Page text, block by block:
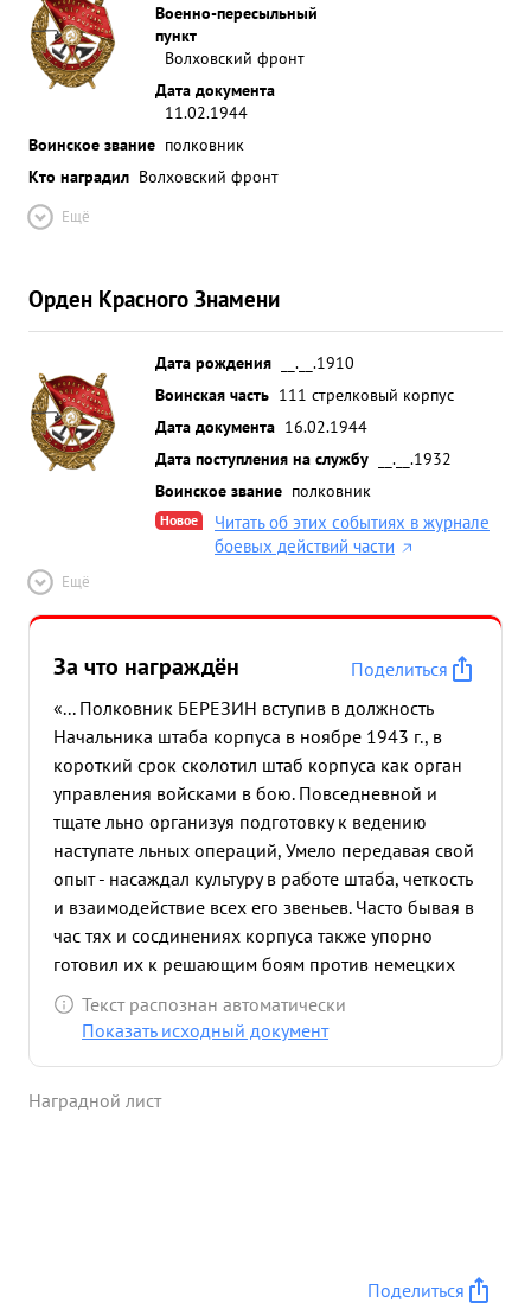
Военно-пересыльный
пункт
Волховский фронт
Дата документа
11.02.1944
Воинское звание полковник
Кто наградил Волховский фронт
Ещё
Орден Красного Знамени
Дата рождения
__.__.1910
Воинская часть 111 стрелковый корпус
Дата документа 16.02.1944
Дата поступления на службу
__.__.1932
Воинское звание полковник
Новое
Читать об этих событиях в журнале
боевых действий части
Ещё
За что награждён
Поделиться
«... Полковник БЕРЕЗИН вступив в должность
Начальника штаба корпуса в ноябре 1943 г., в
короткий срок сколотил штаб корпуса как орган
управления войсками в бою. Повседневной и
тщате льно организуя подготовку к ведению
наступате льных операций, Умело передавая свой
опыт - насаждал культуру в работе штаба, четкость
и взаимодействие всех его звеньев. Часто бывая в
час тях и сосдинениях корпуса также упорно
готовил их к решающим боям против немецких
захватчиков. Упорная, самоотверженная работа
полковника т. БЕРЕЗИНА над подготовкой войск и
налаженое управление войсками в бою дали свои
Текст распознан автоматически
Показать исходный документ
Наградной лист
Поделиться